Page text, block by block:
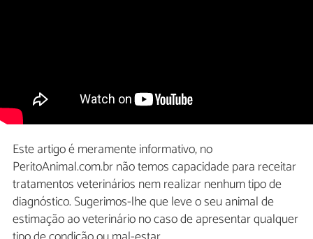
Este artigo é meramente informativo, no
PeritoAnimal.com.br não temos capacidade para receitar
tratamentos veterinários nem realizar nenhum tipo de
diagnóstico. Sugerimos-lhe que leve o seu animal de
estimação ao veterinário no caso de apresentar qualquer